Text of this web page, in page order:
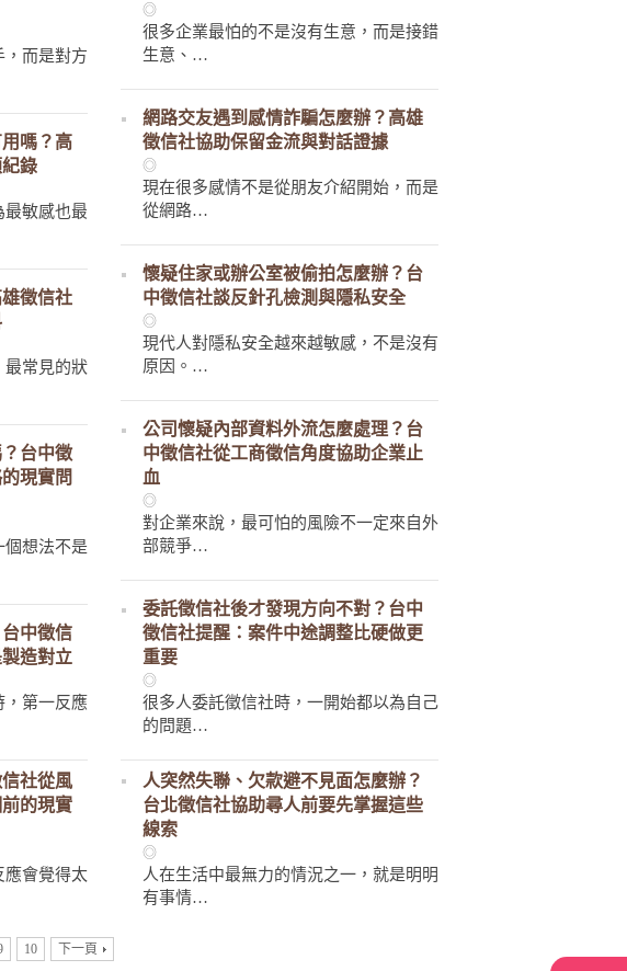
，而是對方
嗎？高
錄
最敏感也最
徵信社
最常見的狀
台中徵
現實問
個想法不是
中徵信
造對立
，第一反應
社從風
的現實
應會覺得太
◎
很多企業最怕的不是沒有生意，而是接錯
生意、…
網路交友遇到感情詐騙怎麼辦？高雄
徵信社協助保留金流與對話證據
◎
現在很多感情不是從朋友介紹開始，而是
從網路…
懷疑住家或辦公室被偷拍怎麼辦？台
中徵信社談反針孔檢測與隱私安全
◎
現代人對隱私安全越來越敏感，不是沒有
原因。…
公司懷疑內部資料外流怎麼處理？台
中徵信社從工商徵信角度協助企業止
血
◎
對企業來說，最可怕的風險不一定來自外
部競爭…
委託徵信社後才發現方向不對？台中
徵信社提醒：案件中途調整比硬做更
重要
◎
很多人委託徵信社時，一開始都以為自己
的問題…
人突然失聯、欠款避不見面怎麼辦？
台北徵信社協助尋人前要先掌握這些
線索
◎
人在生活中最無力的情況之一，就是明明
有事情…
10 下一頁